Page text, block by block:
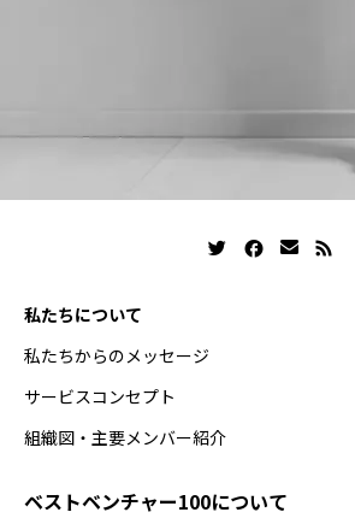
私たちについて
私たちからのメッセージ
サービスコンセプト
組織図・主要メンバー紹介
ベストベンチャー100について